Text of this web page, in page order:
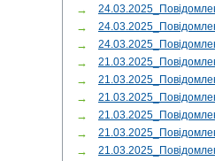
→
→
→
→
→
→
→
→
→